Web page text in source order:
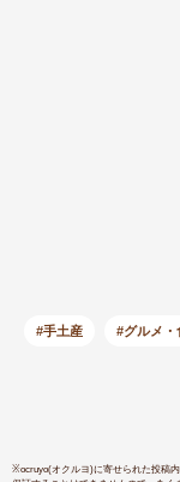
#手土産 #グルメ・
※ocruyo(オクルヨ)に寄せられた投稿